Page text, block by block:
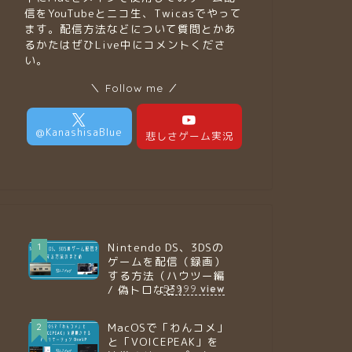
信をYouTubeとニコ生、Twicasでやって
ます。配信方法などについて質問とかあ
るかたはぜひLive中にコメントくださ
い。
＼ Follow me ／
1
Nintendo DS、3DSの
ゲームを配信（録画）
する方法（ハウツー編
/ 偽トロなど）
53999 view
2
MacOSで「わんコメ」
と「VOICEPEAK」を